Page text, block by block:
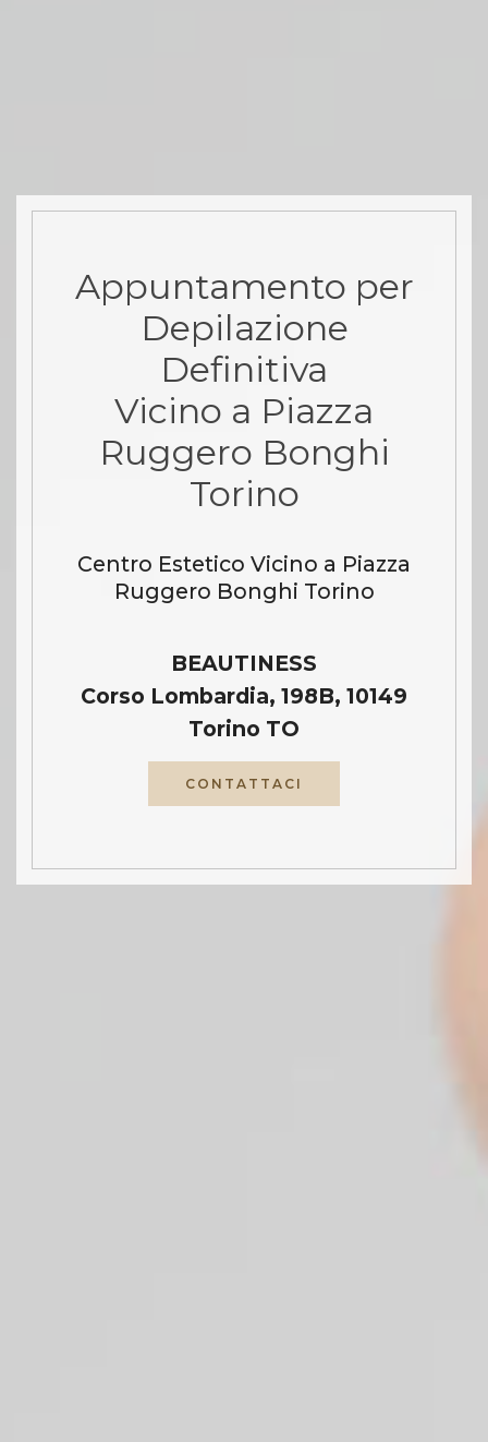
Appuntamento per
Depilazione
Definitiva
Vicino a Piazza
Ruggero Bonghi
Torino
Centro Estetico Vicino a Piazza
Ruggero Bonghi Torino
BEAUTINESS
Corso Lombardia, 198B, 10149
Torino TO
CONTATTACI